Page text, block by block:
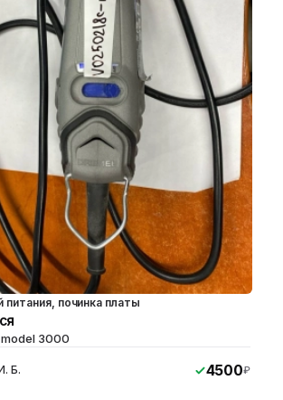
питания, починка платы
3000
Б. 4500₽